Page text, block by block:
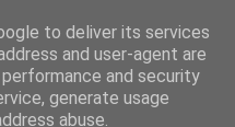
to deliver its services
and user-agent are
and security
generate usage
abuse.